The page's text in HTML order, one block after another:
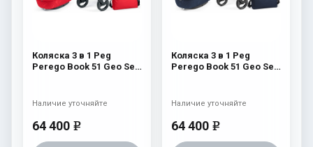
Коляска 3 в 1 Peg
Perego Book 51 Geo Set
64 400 e
Наличие уточняйте
Коляска 3 в 1 Peg
Perego Book 51 Geo Set
64 400 e
Наличие уточняйте